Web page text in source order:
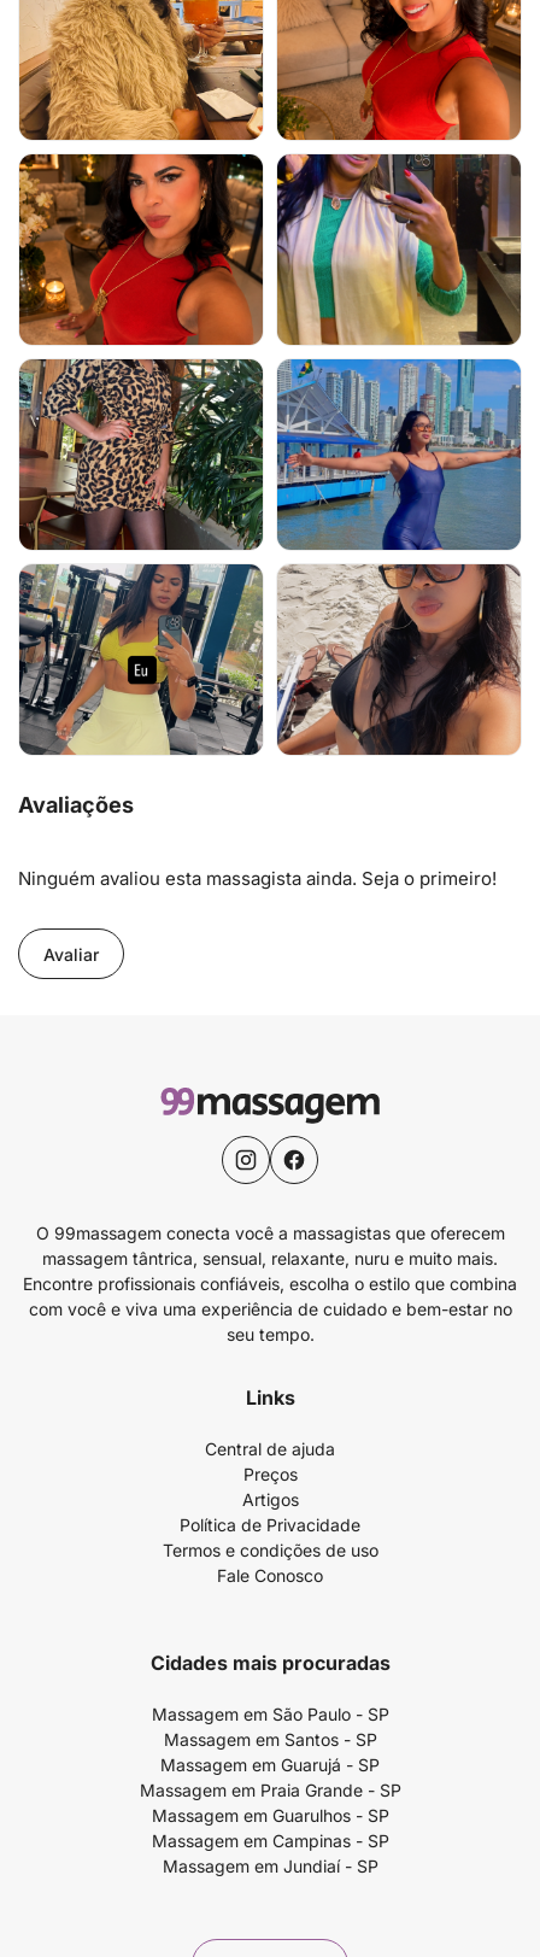
Avaliações
Ninguém avaliou esta massagista ainda. Seja o primeiro!
Avaliar
O 99massagem conecta você a massagistas que oferecem
massagem tântrica, sensual, relaxante, nuru e muito mais.
Encontre profissionais confiáveis, escolha o estilo que combina
com você e viva uma experiência de cuidado e bem-estar no
seu tempo.
Links
Central de ajuda
Preços
Artigos
Política de Privacidade
Termos e condições de uso
Fale Conosco
Cidades mais procuradas
Massagem em São Paulo - SP
Massagem em Santos - SP
Massagem em Guarujá - SP
Massagem em Praia Grande - SP
Massagem em Guarulhos - SP
Massagem em Campinas - SP
Massagem em Jundiaí - SP